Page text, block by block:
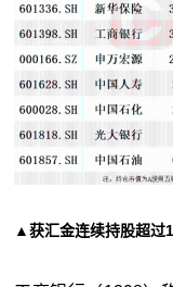
▲获汇金连续持股超过